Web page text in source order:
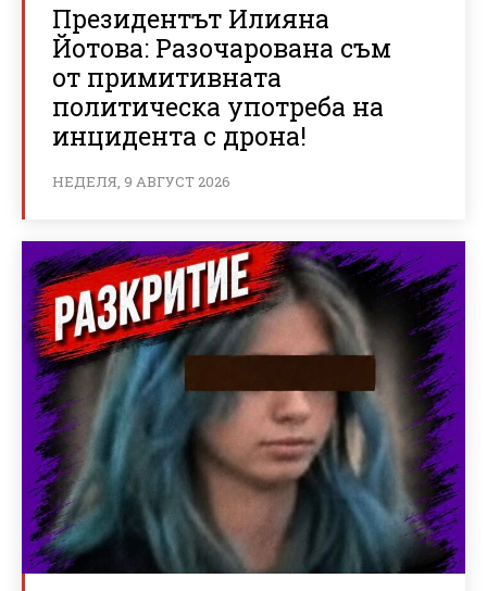
Президентът Илияна
Йотова: Разочарована съм
от примитивната
политическа употреба на
инцидента с дрона!
НЕДЕЛЯ, 9 АВГУСТ 2026